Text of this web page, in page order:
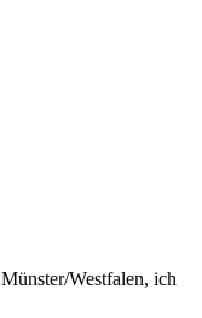
Westfalen, ich